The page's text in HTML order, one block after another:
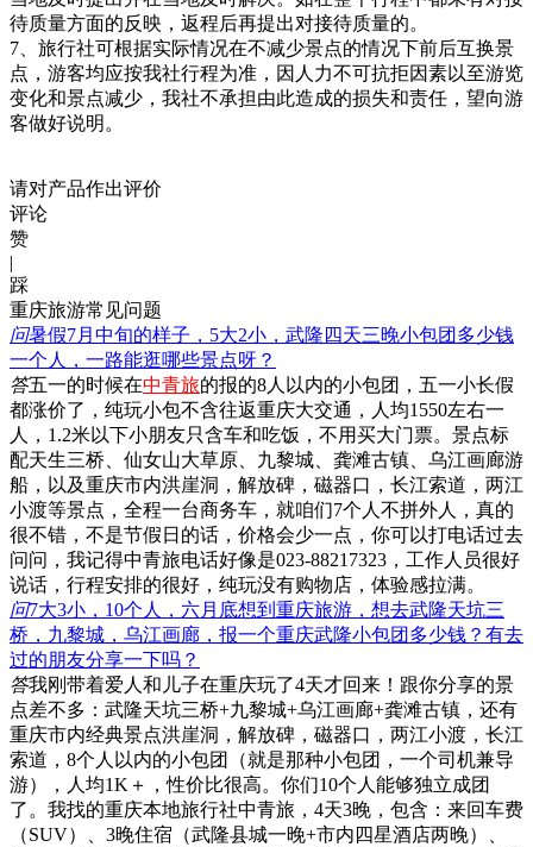
待质量方面的反映，返程后再提出对接待质量的。
7、旅行社可根据实际情况在不减少景点的情况下前后互换景
点，游客均应按我社行程为准，因人力不可抗拒因素以至游览
变化和景点减少，我社不承担由此造成的损失和责任，望向游
客做好说明。
请对产品作出评价
评论
赞
|
踩
重庆旅游常见问题
问暑假7月中旬的样子，5大2小，武隆四天三晚小包团多少钱
一个人，一路能逛哪些景点呀？
答五一的时候在中青旅的报的8人以内的小包团，五一小长假
都涨价了，纯玩小包不含往返重庆大交通，人均1550左右一
人，1.2米以下小朋友只含车和吃饭，不用买大门票。景点标
配天生三桥、仙女山大草原、九黎城、龚滩古镇、乌江画廊游
船，以及重庆市内洪崖洞，解放碑，磁器口，长江索道，两江
小渡等景点，全程一台商务车，就咱们7个人不拼外人，真的
很不错，不是节假日的话，价格会少一点，你可以打电话过去
问问，我记得中青旅电话好像是023-88217323，工作人员很好
说话，行程安排的很好，纯玩没有购物店，体验感拉满。
问7大3小，10个人，六月底想到重庆旅游，想去武隆天坑三
桥，九黎城，乌江画廊，报一个重庆武隆小包团多少钱？有去
过的朋友分享一下吗？
答我刚带着爱人和儿子在重庆玩了4天才回来！跟你分享的景
点差不多：武隆天坑三桥+九黎城+乌江画廊+龚滩古镇，还有
重庆市内经典景点洪崖洞，解放碑，磁器口，两江小渡，长江
索道，8个人以内的小包团（就是那种小包团，一个司机兼导
游），人均1K＋，性价比很高。你们10个人能够独立成团
了。我找的重庆本地旅行社中青旅，4天3晚，包含：来回车费
（SUV）、3晚住宿（武隆县城一晚+市内四星酒店两晚）、